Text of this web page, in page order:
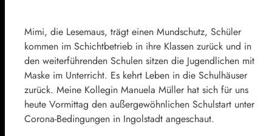
Mimi, die Lesemaus, trägt einen Mundschutz, Schüler
kommen im Schichtbetrieb in ihre Klassen zurück und in
den weiterführenden Schulen sitzen die Jugendlichen mit
Maske im Unterricht. Es kehrt Leben in die Schulhäuser
zurück. Meine Kollegin Manuela Müller hat sich für uns
heute Vormittag den außergewöhnlichen Schulstart unter
Corona-Bedingungen in Ingolstadt angeschaut.